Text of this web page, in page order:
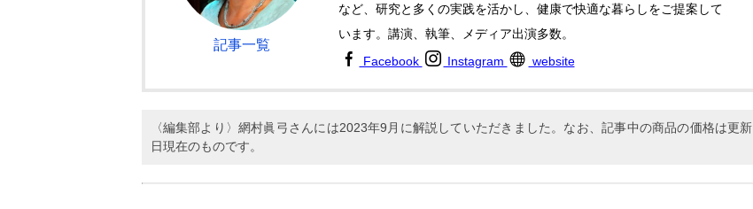
記事一覧
など、研究と多くの実践を活かし、健康で快適な暮らしをご提案して
います。講演、執筆、メディア出演多数。
Facebook
Instagram website
〈編集部より〉網村眞弓さんには2023年9月に解説していただきました。なお、記事中の商品の価格は更新
日現在のものです。